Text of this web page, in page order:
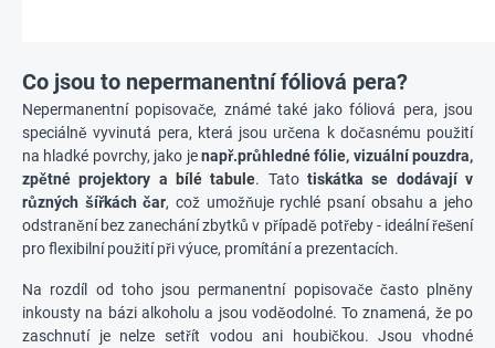
Co jsou to nepermanentní fóliová pera?
Nepermanentní popisovače, známé také jako fóliová pera, jsou
speciálně vyvinutá pera, která jsou určena k dočasnému použití
na hladké povrchy, jako jenapř.průhledné fólie, vizuální pouzdra,
zpětné projektory a
bílé tabule. Tatotiskátka se dodávají v
různých šířkách čar, což umožňuje rychlé psaní obsahu a jeho
odstranění bez zanechání zbytků v případě potřeby - ideální řešení
pro flexibilní použití při výuce, promítání a prezentacích.
Na rozdíl od toho jsou permanentní popisovače často plněny
inkousty na bázi alkoholu a jsou voděodolné. To znamená, že po
zaschnutí je nelze setřít vodou ani houbičkou. Jsou vhodné